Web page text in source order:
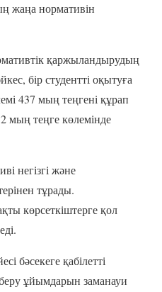
жаңа нормативін
қаржыландырудың
бір студентті оқытуға
437 мың теңгені құрап
мың теңге көлемінде
негізгі және
тұрады.
көрсеткіштерге қол
бәсекеге қабілетті
ұйымдарын заманауи